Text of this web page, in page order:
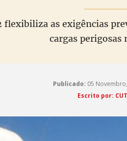
as exigências
cargas perigosas
Publicado: 05
Escrito por: